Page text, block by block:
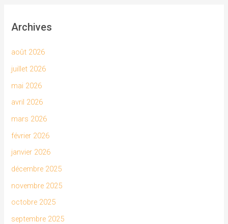
Archives
août 2026
juillet 2026
mai 2026
avril 2026
mars 2026
février 2026
janvier 2026
décembre 2025
novembre 2025
octobre 2025
septembre 2025